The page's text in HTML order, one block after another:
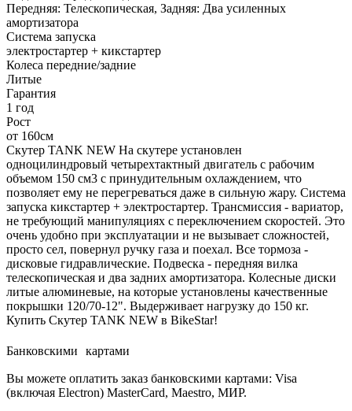
Передняя: Телескопическая, Задняя: Два усиленных
амортизатора
Система запуска
электростартер + кикстартер
Колеса передние/задние
Литые
Гарантия
1 год
Рост
от 160см
Скутер TANK NEW На скутере установлен
одноцилиндровый четырехтактный двигатель с рабочим
объемом 150 см3 с принудительным охлаждением, что
позволяет ему не перегреваться даже в сильную жару. Система
запуска кикстартер + электростартер. Трансмиссия - вариатор,
не требующий манипуляциях с переключением скоростей. Это
очень удобно при эксплуатации и не вызывает сложностей,
просто сел, повернул ручку газа и поехал. Все тормоза -
дисковые гидравлические. Подвеска - передняя вилка
телескопическая и два задних амортизатора. Колесные диски
литые алюминевые, на которые установлены качественные
покрышки 120/70-12". Выдерживает нагрузку до 150 кг.
Купить Скутер TANK NEW в BikeStar!
Банковскими картами
Вы можете оплатить заказ банковскими картами: Visa
(включая Electron) MasterCard, Maestro, МИР.